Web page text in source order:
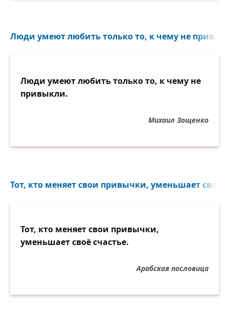
Люди умеют любить только то, к чему не
Люди умеют любить только то, к чему не
привыкли.
Михаил Зощенко
Тот, кто меняет свои привычки, уменьшает своё
Тот, кто меняет свои привычки,
уменьшает своё счастье.
Арабская пословица